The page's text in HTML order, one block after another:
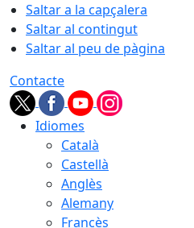
Saltar a la capçalera
Saltar al contingut
Saltar al peu de pàgina
Contacte
Idiomes
Català
Castellà
Anglès
Alemany
Francès